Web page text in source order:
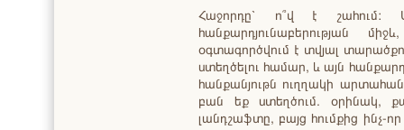
Հաջորդը՝ ո՞վ է շահում:
հանքարդյունաբերության
օգտագործվում է տվյալ
ստեղծելու համար, և այն
հանքանյութն ուղղակի
բան եք ստեղծում. օրինակ,
լանդշաֆտը, բայց հումքից ինչ-